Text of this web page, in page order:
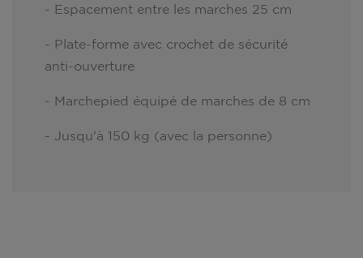
- Espacement entre les marches 25 cm
- Plate-forme avec crochet de sécurité
anti-ouverture
- Marchepied équipé de marches de 8 cm
- Jusqu'à 150 kg (avec la personne)